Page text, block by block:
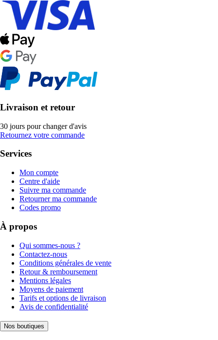
Livraison et retour
30 jours pour changer d'avis
Retournez votre commande
Services
Mon compte
Centre d'aide
Suivre ma commande
Retourner ma commande
Codes promo
À propos
Qui sommes-nous ?
Contactez-nous
Conditions générales de vente
Retour & remboursement
Mentions légales
Moyens de paiement
Tarifs et options de livraison
Avis de confidentialité
Nos boutiques